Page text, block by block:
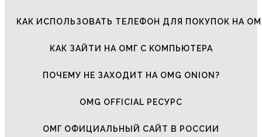
КАК ИСПОЛЬЗОВАТЬ ТЕЛЕФОН ДЛЯ ПОКУПОК НА
КАК ЗАЙТИ НА ОМГ С КОМПЬЮТЕРА
ПОЧЕМУ НЕ ЗАХОДИТ НА OMG ONION?
OMG OFFICIAL РЕСУРС
ОМГ ОФИЦИАЛЬНЫЙ САЙТ В РОССИИ